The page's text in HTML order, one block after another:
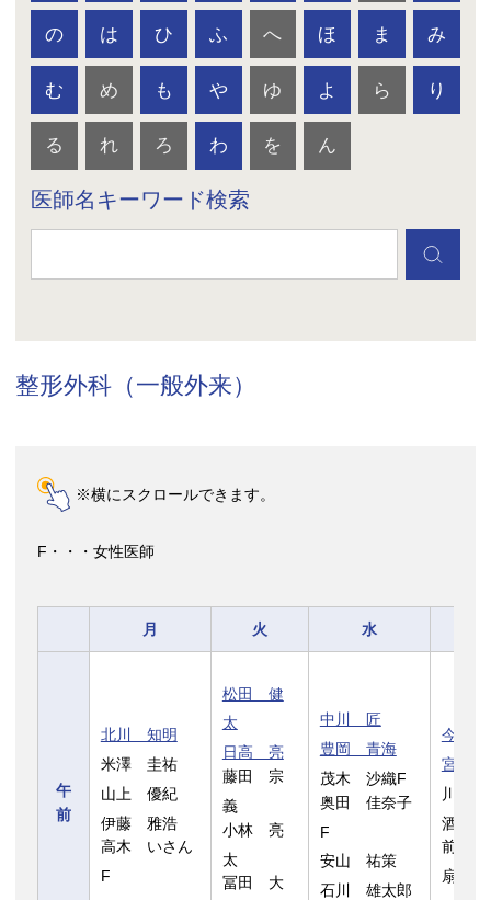
の は ひ ふ へ ほ ま み
む め も や ゆ よ ら り
る れ ろ わ を ん
医師名キーワード検索
整形外科（一般外来）
※横にスクロールできます。
F・・・女性医師
月 火 水
午
前
北川 知明
米澤 圭祐
山上 優紀
伊藤 雅浩
高木 いさん
F
松田 健
太
日高 亮
藤田 宗
義
小林 亮
太
冨田 大
中川 匠
豊岡 青海
茂木 沙織F
奥田 佳奈子
F
安山 祐策
石川 雄太郎
今西
宮本
川端
酒井
前原
扇